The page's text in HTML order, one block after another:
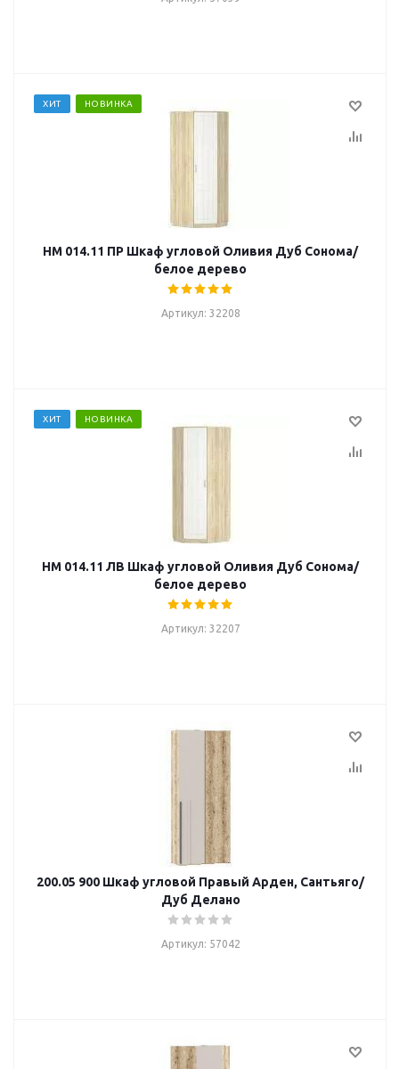
ХИТ НОВИНКА
НМ 014.11 ПР Шкаф угловой Оливия Дуб Сонома/
белое дерево
Артикул: 32208
ХИТ НОВИНКА
НМ 014.11 ЛВ Шкаф угловой Оливия Дуб Сонома/
белое дерево
Артикул: 32207
200.05 900 Шкаф угловой Правый Арден, Сантьяго/
Дуб Делано
Артикул: 57042